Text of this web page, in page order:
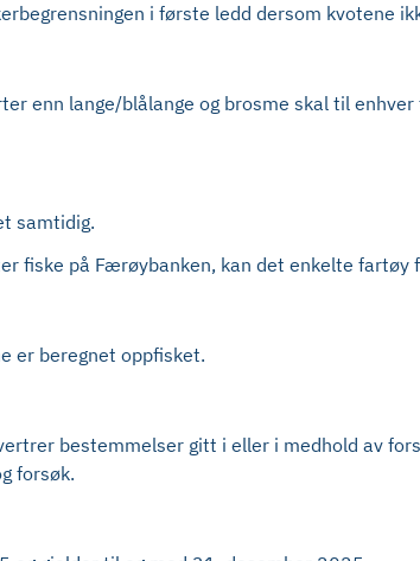
i første ledd dersom kvotene
enn lange/blålange og brosme skal til
samtidig.
fiske på Færøybanken, kan det enkelte
er beregnet oppfisket.
bestemmelser gitt i eller i medhold av
forsøk.